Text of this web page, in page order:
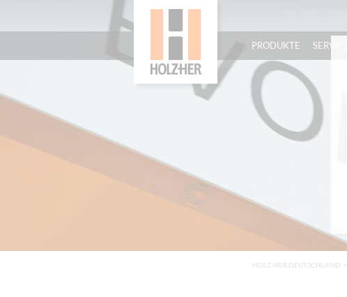
PRODUKTE SERVICE
HOLZ-HER DEUTSCHLAND >